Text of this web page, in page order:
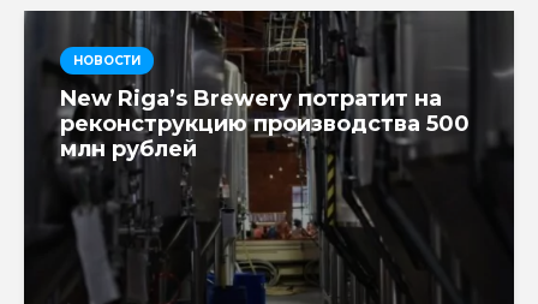
НОВОСТИ
New Riga’s Brewery потратит на
реконструкцию производства 500
млн рублей